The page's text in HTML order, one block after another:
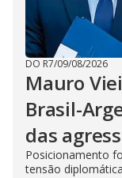
DO R7/09/08/2026
Mauro
Brasil-
das
Posicionamento
tensão